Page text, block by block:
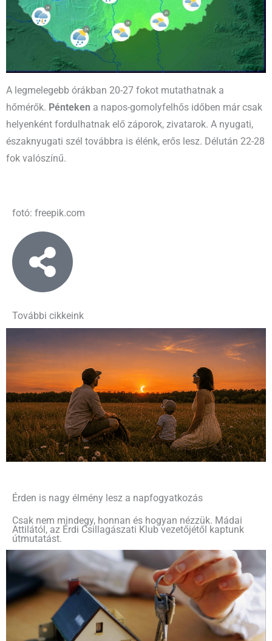
A legmelegebb órákban 20-27 fokot mutathatnak a
hőmérők. Pénteken a napos-gomolyfelhős időben már csak
helyenként fordulhatnak elő záporok, zivatarok. A nyugati,
északnyugati szél továbbra is élénk, erős lesz. Délután 22-28
fok valószínű.
fotó: freepik.com
További cikkeink
Érden is nagy élmény lesz a napfogyatkozás
Csak nem mindegy, honnan és hogyan nézzük. Mádai
Attilától, az Érdi Csillagászati Klub vezetőjétől kaptunk
útmutatást.